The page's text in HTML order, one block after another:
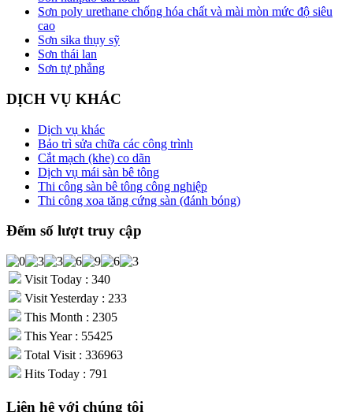
Sơn poly urethane chống hóa chất và mài mòn mức độ siêu
cao
Sơn sika thụy sỹ
Sơn thái lan
Sơn tự phẳng
DỊCH VỤ KHÁC
Dịch vụ khác
Bảo trì sửa chữa các công trình
Cắt mạch (khe) co dãn
Dịch vụ mái sàn bê tông
Thi công sàn bê tông công nghiệp
Thi công xoa tăng cứng sàn (đánh bóng)
Đếm số lượt truy cập
Visit Today : 340
Visit Yesterday : 233
This Month : 2305
This Year : 55425
Total Visit : 336963
Hits Today : 791
Liên hệ với chúng tôi